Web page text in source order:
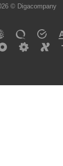
© Digacompany